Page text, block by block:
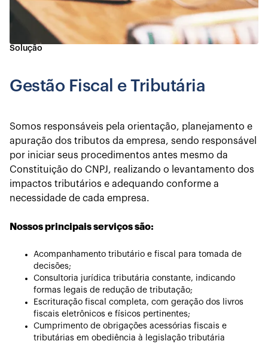
Solução
Gestão Fiscal e Tributária
Somos responsáveis pela orientação, planejamento e
apuração dos tributos da empresa, sendo responsável
por iniciar seus procedimentos antes mesmo da
Constituição do CNPJ, realizando o levantamento dos
impactos tributários e adequando conforme a
necessidade de cada empresa.
Nossos principais serviços são:
Acompanhamento tributário e fiscal para tomada de
decisões;
Consultoria jurídica tributária constante, indicando
formas legais de redução de tributação;
Escrituração fiscal completa, com geração dos livros
fiscais eletrônicos e físicos pertinentes;
Cumprimento de obrigações acessórias fiscais e
tributárias em obediência à legislação tributária